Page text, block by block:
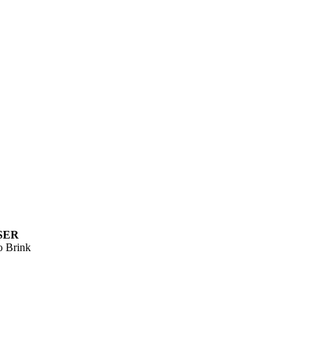
Brink